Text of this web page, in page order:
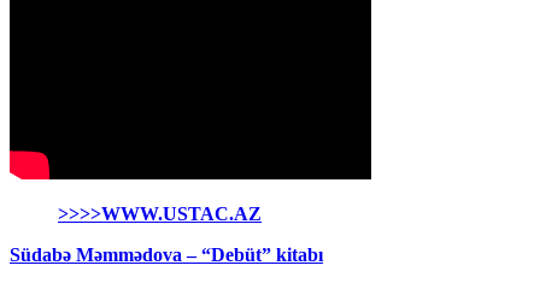
>>>>WWW.USTAC.AZ
Südabə Məmmədova – “Debüt” kitabı